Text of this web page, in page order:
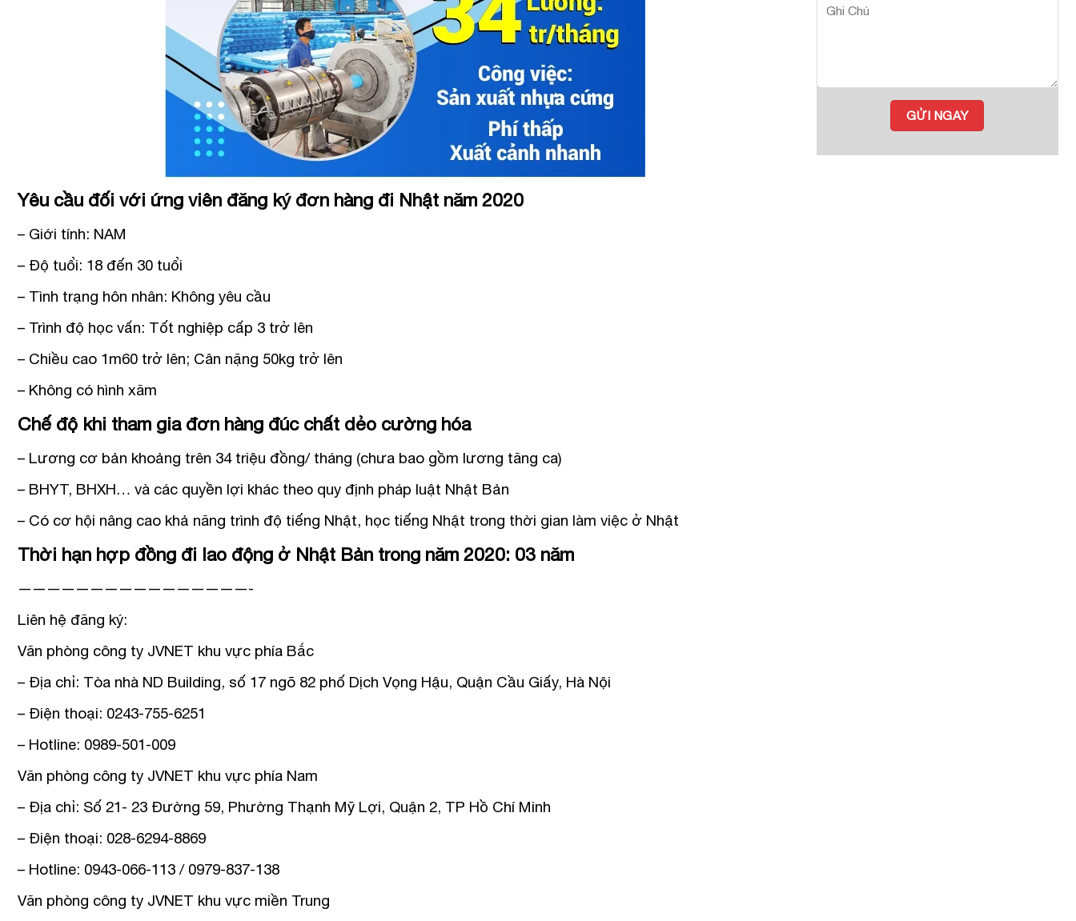
Yêu cầu đối với ứng viên đăng ký đơn hàng đi Nhật năm 2020
– Giới tính: NAM
– Độ tuổi: 18 đến 30 tuổi
– Tình trạng hôn nhân: Không yêu cầu
– Trình độ học vấn: Tốt nghiệp cấp 3 trở lên
– Chiều cao 1m60 trở lên; Cân nặng 50kg trở lên
– Không có hình xăm
Chế độ khi tham gia đơn hàng đúc chất dẻo cường hóa
– Lương cơ bản khoảng trên 34 triệu đồng/ tháng (chưa bao gồm lương tăng ca)
– BHYT, BHXH… và các quyền lợi khác theo quy định pháp luật Nhật Bản
– Có cơ hội nâng cao khả năng trình độ tiếng Nhật, học tiếng Nhật trong thời gian làm việc ở Nhật
Thời hạn hợp đồng đi lao động ở Nhật Bản trong năm 2020: 03 năm
————————————————-
Liên hệ đăng ký:
Văn phòng công ty JVNET khu vực phía Bắc
– Địa chỉ: Tòa nhà ND Building, số 17 ngõ 82 phố Dịch Vọng Hậu, Quận Cầu Giấy, Hà Nội
– Điện thoại: 0243-755-6251
– Hotline: 0989-501-009
Văn phòng công ty JVNET khu vực phía Nam
– Địa chỉ: Số 21- 23 Đường 59, Phường Thạnh Mỹ Lợi, Quận 2, TP Hồ Chí Minh
– Điện thoại: 028-6294-8869
– Hotline: 0943-066-113 / 0979-837-138
Văn phòng công ty JVNET khu vực miền Trung